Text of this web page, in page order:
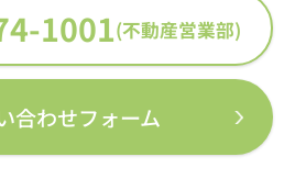
1001(不動産営業部)
合わせフォーム